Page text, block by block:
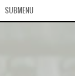
SUBMENU